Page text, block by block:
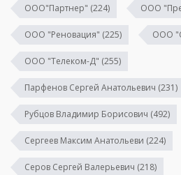
ООО"Партнер" (224) ООО
ООО "Реновация" (225) ООО
ООО "Телеком-Д" (255)
Парфенов Сергей Анатольевич (231)
Рубцов Владимир Борисович (492)
Сергеев Максим Анатольеви (224)
Серов Сергей Валерьевич (218)